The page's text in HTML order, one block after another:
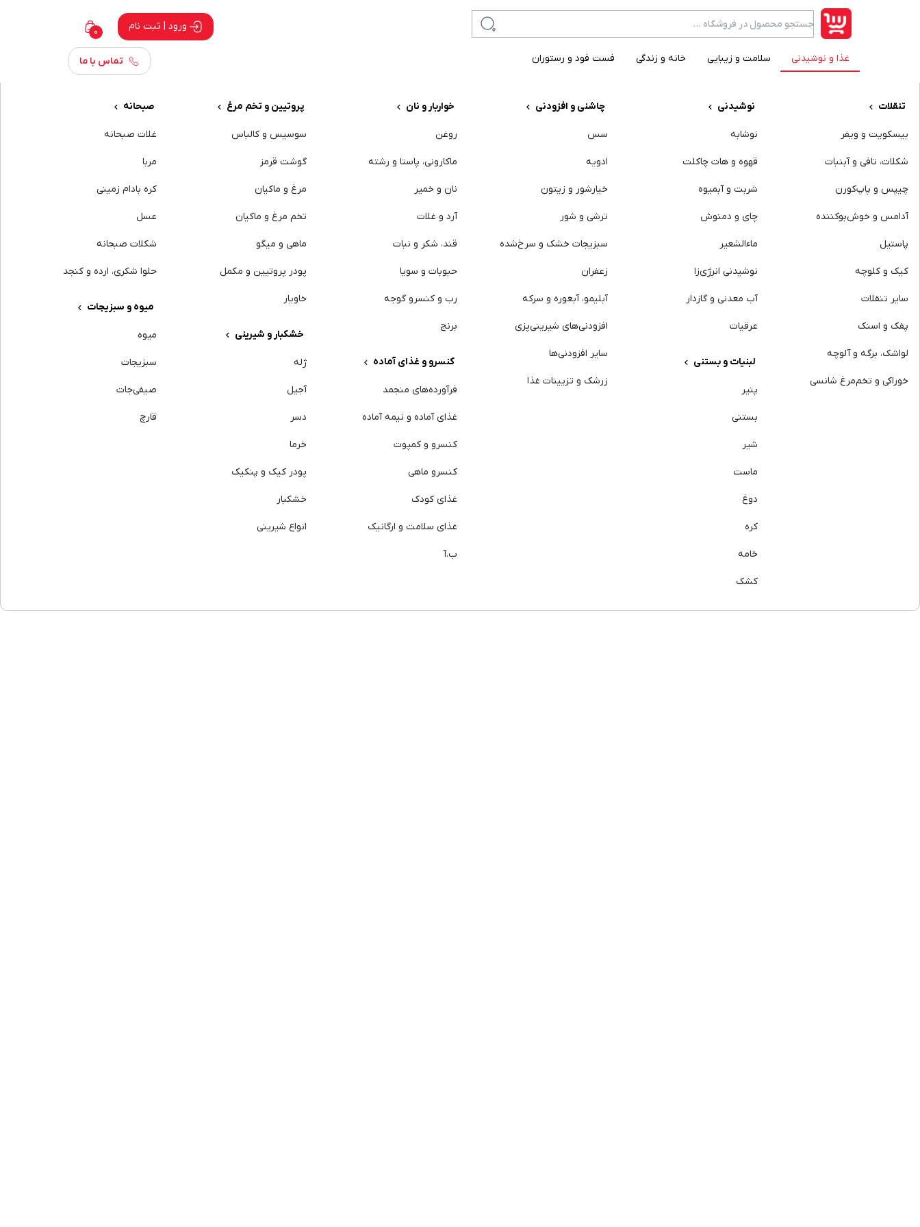
ورود | ثبت نام 0
غذا و نوشیدنی سلامت و زیبایی خانه و زندگی فست فود و رستوران تماس با ما
تنقلات
بیسکویت و ویفر
شکلات، تافی و آبنبات
چیپس و پاپ‌کورن
آدامس و خوش‌بوکننده
پاستیل
کیک و کلوچه
سایر تنقلات
پفک و اسنک
لواشک، برگه و آلوچه
خوراکی و تخم‌مرغ شانسی
نوشیدنی
نوشابه
قهوه و هات چاکلت
شربت و آبمیوه
چای و دمنوش
ماءالشعیر
نوشیدنی انرژی‌زا
آب‌ معدنی و گازدار
عرقیات
لبنیات و بستنی
پنیر
بستنی
شیر
ماست
دوغ
کره
خامه
کشک
چاشنی و افزودنی
سس
ادویه
خیارشور و زیتون
ترشی و شور
سبزیجات خشک و سرخ‌شده
زعفران
آبلیمو، آبغوره و سرکه
افزودنی‌های شیرینی‌پزی
سایر افزودنی‌ها
زرشک و تزیینات غذا
خواربار و نان
روغن
ماکارونی، پاستا و رشته
نان و خمیر
آرد و غلات
قند، شکر و نبات
حبوبات و سویا
رب و کنسرو گوجه
برنج
کنسرو و غذای آماده
فرآورده‌های منجمد
غذای آماده و نیمه آماده
کنسرو و کمپوت
کنسرو ماهی
غذای کودک
غذای سلامت و ارگانیک
ب.آ
پروتیین و تخم مرغ
سوسیس و کالباس
گوشت قرمز
مرغ و ماکیان
تخم مرغ و ماکیان
ماهی و میگو
پودر پروتیین و مکمل
خاویار
خشکبار و شیرینی
ژله
آجیل
دسر
خرما
پودر کیک و پنکیک
خشکبار
انواع شیرینی
صبحانه
غلات صبحانه
مربا
کره بادام زمینی
عسل
شکلات صبحانه
حلوا شکری، ارده و کنجد
میوه و سبزیجات
میوه
سبزیجات
صیفی‌جات
قارچ
category item